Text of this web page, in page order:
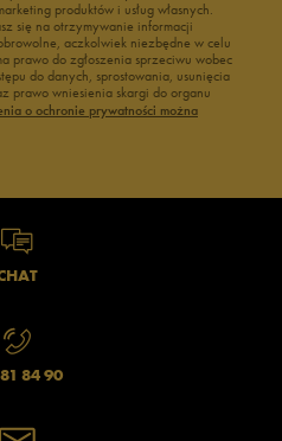
produktów i usług własnych.
się na otrzymywanie informacji
aczkolwiek niezbędne w celu
prawo do zgłoszenia sprzeciwu wobec
do danych, sprostowania, usunięcia
prawo wniesienia skargi do organu
o ochronie prywatności można
84 90